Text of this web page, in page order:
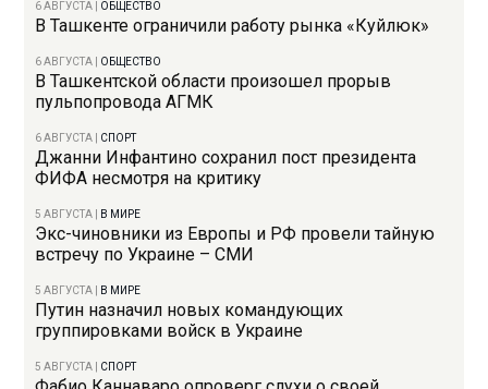
6 АВГУСТА ОБЩЕСТВО
В Ташкенте ограничили работу рынка «Куйлюк»
6 АВГУСТА ОБЩЕСТВО
В Ташкентской области произошел прорыв
пульпопровода АГМК
6 АВГУСТА СПОРТ
Джанни Инфантино сохранил пост президента
ФИФА несмотря на критику
5 АВГУСТА В МИРЕ
Экс-чиновники из Европы и РФ провели тайную
встречу по Украине – СМИ
5 АВГУСТА В МИРЕ
Путин назначил новых командующих
группировками войск в Украине
5 АВГУСТА СПОРТ